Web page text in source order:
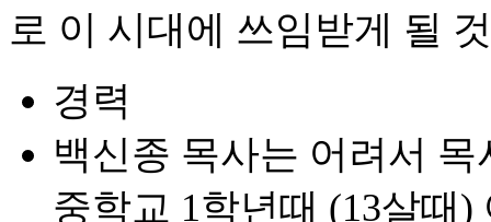
로 이 시대에 쓰임받게 될
경력
백신종 목사는 어려서
중학교 1학년때 (13살때